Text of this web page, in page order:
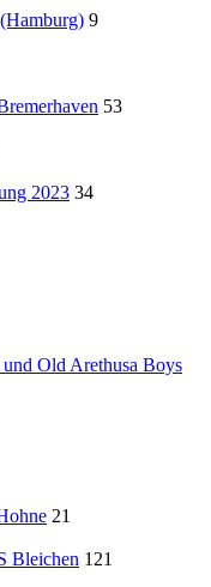
9
53
2023 34
Old Arethusa Boys
21
Bleichen 121